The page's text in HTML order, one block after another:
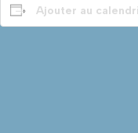
Ajouter au